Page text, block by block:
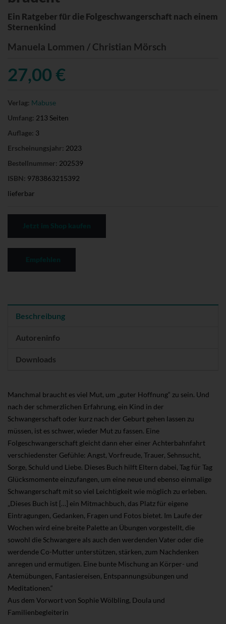
Ein Ratgeber für die Folgeschwangerschaft nach einem
Sternenkind
Manuela Lommen / Christian Mörsch
27,00 €
Verlag: Mabuse
Umfang: 213 Seiten
Auflage: 3
Erscheinungsjahr: 2023
Bestellnummer: 202539
ISBN: 9783863215392
lieferbar
Beschreibung
Autoreninfo
Downloads
Manchmal braucht es viel Mut, um „guter Hoffnung“ zu sein. Und
nach der schmerzlichen Erfahrung, ein Kind in der
Schwangerschaft oder kurz nach der Geburt gehen lassen zu
müssen, ist es schwer, wieder Mut zu fassen. Eine
Folgeschwangerschaft gleicht dann eher einer Achterbahnfahrt
verschiedenster Gefühle: Angst, Vorfreude, Trauer, Sehnsucht,
Sorge, Schuld und Liebe. Dieses Buch hilft Eltern dabei, Tag für Tag
Glücksmomente einzufangen, um eine neue und ebenso einmalige
Schwangerschaft mit so viel Leichtigkeit wie möglich zu erleben.
„Dieses Buch ist […] ein Mitmachbuch, das Platz für eigene
Eintragungen, Gedanken, Fragen und Fotos bietet. Im Laufe der
Wochen wird eine breite Palette an Übungen vorgestellt, die
sowohl die Schwangere als auch den werdenden Vater oder die
werdende Co-Mutter unterstützen, stärken, zum Nachdenken
anregen und ermutigen. Eine bunte Mischung an Körper- und
Atemübungen, Fantasiereisen, Entspannungsübungen und
Meditationen.“
Aus dem Vorwort von Sophie Wölbling, Doula und
Familienbegleiterin